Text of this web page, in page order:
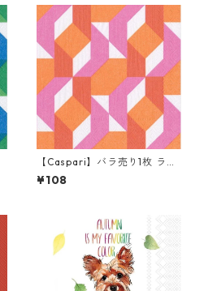
【Caspari】バラ売り1枚 ラン
チサイズ ペーパーナプキン C
OLOR THEORY ピンク
¥108